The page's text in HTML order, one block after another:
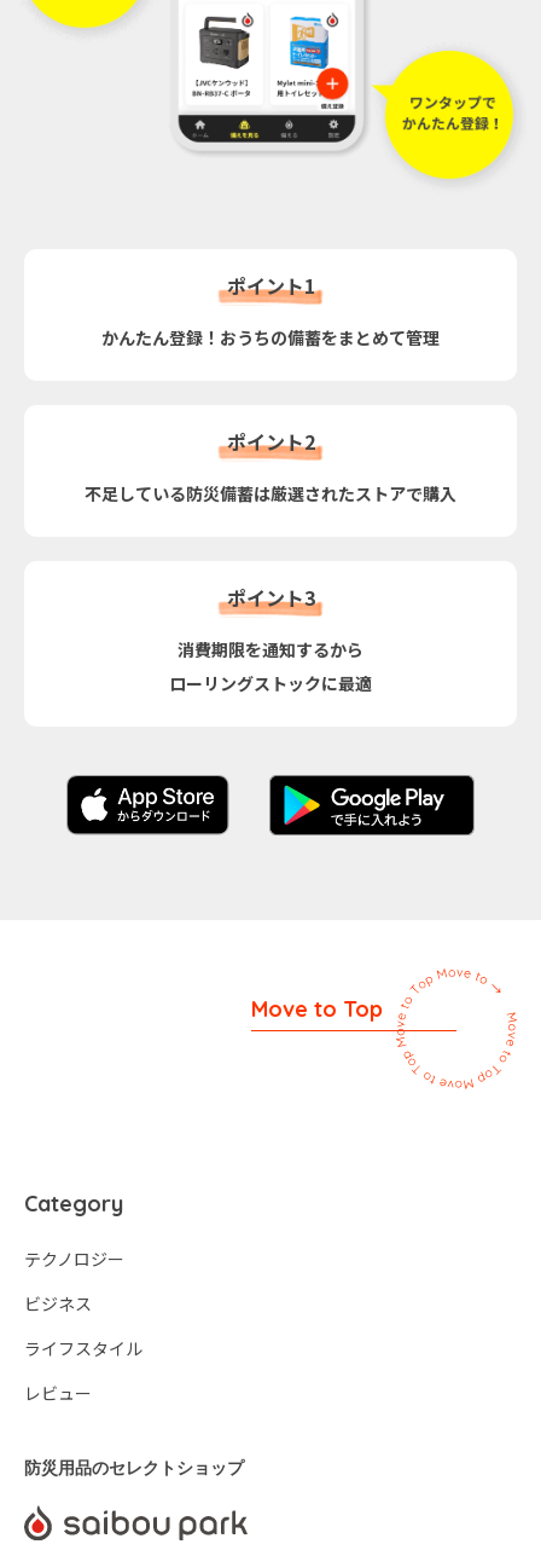
ポイント1
かんたん登録！おうちの備蓄をまとめて管理
ポイント2
不足している防災備蓄は厳選されたストアで購入
ポイント3
消費期限を通知するから
ローリングストックに最適
Move to Top
Category
テクノロジー
ビジネス
ライフスタイル
レビュー
防災用品のセレクトショップ